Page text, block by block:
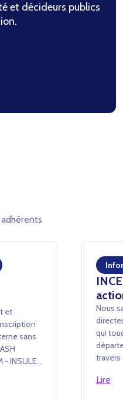
et décideurs publics
et
- INSULET
Nous
qui
Lire